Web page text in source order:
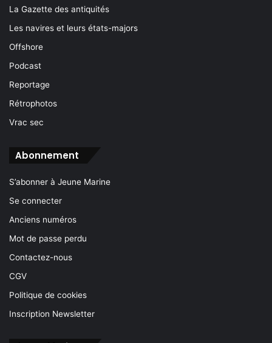
La Gazette des antiquités
Les navires et leurs états-majors
Offshore
Podcast
Reportage
Rétrophotos
Vrac sec
Abonnement
S’abonner à Jeune Marine
Se connecter
Anciens numéros
Mot de passe perdu
Contactez-nous
CGV
Politique de cookies
Inscription Newsletter